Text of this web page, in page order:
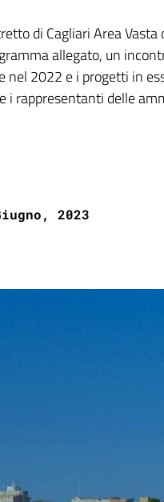
di Cagliari Area
allegato, un
nel 2022 e i progetti in
i rappresentanti delle
2023